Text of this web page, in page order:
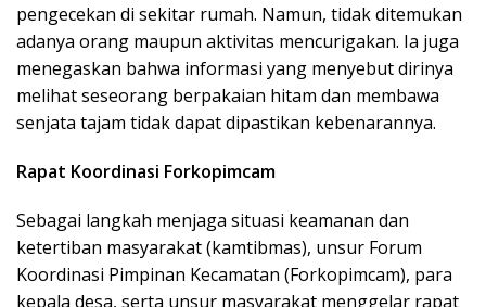
pengecekan di sekitar rumah. Namun, tidak ditemukan
adanya orang maupun aktivitas mencurigakan. Ia juga
menegaskan bahwa informasi yang menyebut dirinya
melihat seseorang berpakaian hitam dan membawa
senjata tajam tidak dapat dipastikan kebenarannya.
Rapat Koordinasi Forkopimcam
Sebagai langkah menjaga situasi keamanan dan
ketertiban masyarakat (kamtibmas), unsur Forum
Koordinasi Pimpinan Kecamatan (Forkopimcam), para
kepala desa, serta unsur masyarakat menggelar rapat